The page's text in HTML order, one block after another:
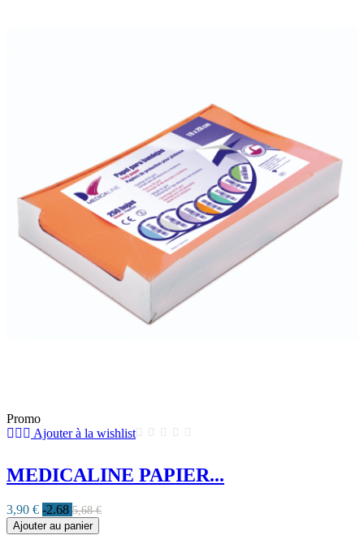
Promo
Ajouter à la wishlist
MEDICALINE PAPIER...
3,90 € -2.68 5,68 €
Ajouter au panier